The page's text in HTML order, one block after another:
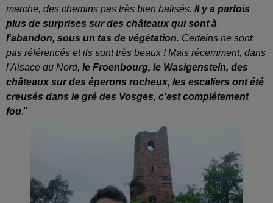
marche, des chemins pas très bien balisés. Il y a parfois
plus de surprises sur des châteaux qui sont à
l'abandon, sous un tas de végétation. Certains ne sont
pas référencés et ils sont très beaux ! Mais récemment, dans
l'Alsace du Nord, le Froenbourg, le Wasigenstein, des
châteaux sur des éperons rocheux, les escaliers ont été
creusés dans le gré des Vosges, c'est complétement
fou."